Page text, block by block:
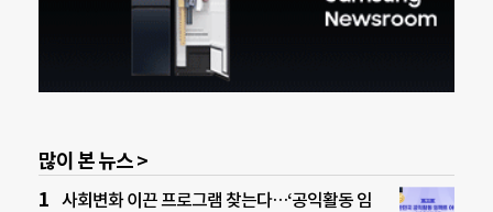
많이 본 뉴스 >
사회변화 이끈 프로그램 찾는다…‘공익활동 임